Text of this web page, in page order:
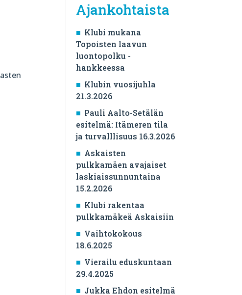
Ajankohtaista
Klubi mukana
Topoisten laavun
luontopolku -
hankkeessa
Klubin vuosijuhla
21.3.2026
Pauli Aalto-Setälän
esitelmä: Itämeren tila
ja turvalllisuus 16.3.2026
Askaisten
pulkkamäen avajaiset
laskiaissunnuntaina
15.2.2026
Klubi rakentaa
pulkkamäkeä Askaisiin
Vaihtokokous
18.6.2025
Vierailu eduskuntaan
29.4.2025
Jukka Ehdon esitelmä